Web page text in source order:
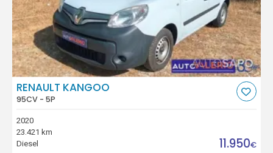
RENAULT KANGOO
95CV - 5P
2020
23.421 km
Diesel
11.950€